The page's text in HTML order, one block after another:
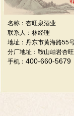
名称：杏旺泉酒业
联系人：林经理
地址：丹东市黄海路55
分厂地址：鞍山岫岩杏
手机： 400-660-5679